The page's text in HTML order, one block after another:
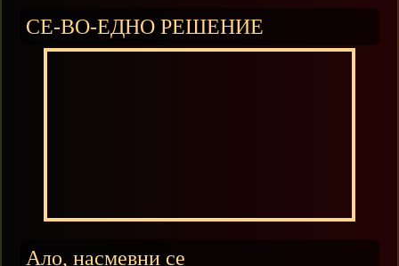
СЕ-ВО-ЕДНО РЕШЕНИЕ
Ало, насмевни се